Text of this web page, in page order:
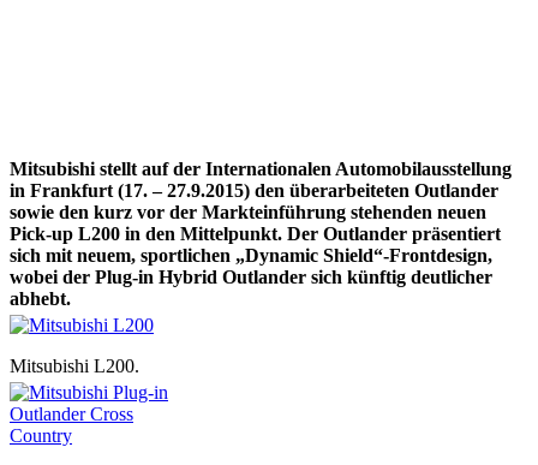
Mitsubishi stellt auf der Internationalen Automobilausstellung
in Frankfurt (17. – 27.9.2015) den überarbeiteten Outlander
sowie den kurz vor der Markteinführung stehenden neuen
Pick-up L200 in den Mittelpunkt. Der Outlander präsentiert
sich mit neuem, sportlichen „Dynamic Shield“-Frontdesign,
wobei der Plug-in Hybrid Outlander sich künftig deutlicher
abhebt.
Mitsubishi L200.